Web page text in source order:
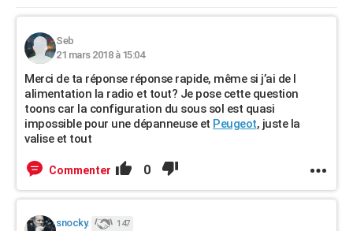
Seb
21 mars 2018 à 15:04
Merci de ta réponse réponse rapide, même si j’ai de l
alimentation la radio et tout? Je pose cette question
toons car la configuration du sous sol est quasi
impossible pour une dépanneuse et Peugeot, juste la
valise et tout
Commenter 0
snocky. 147